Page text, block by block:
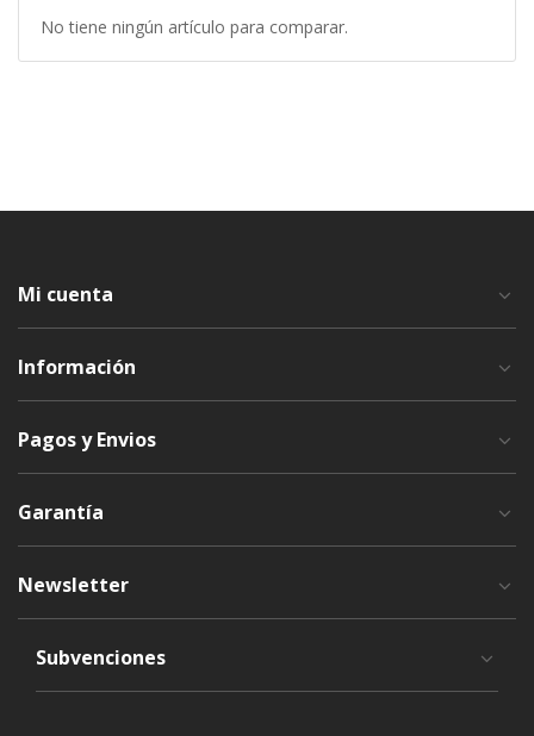
No tiene ningún artículo para comparar.
Mi cuenta
Información
Pagos y Envios
Garantía
Newsletter
Subvenciones